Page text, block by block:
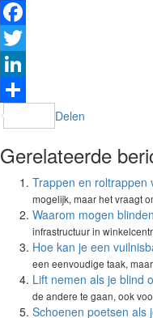
Facebook
Twitter
LinkedIn
Delen
Gerelateerde
Trappen en roltrappen
mogelijk, maar het vraagt
Waarom mogen
infrastructuur in
Hoe kan je een
een eenvoudige taak,
Lift nemen als je blind
de andere te gaan, ook
Schoenen poetsen als